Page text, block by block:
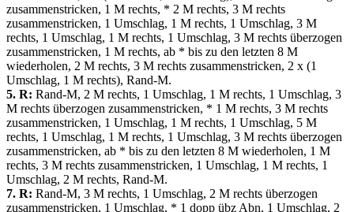
zusammenstricken, 1 M rechts, * 2 M rechts, 3 M rechts
zusammenstricken, 1 Umschlag, 1 M rechts, 1 Umschlag, 3 M
rechts, 1 Umschlag, 1 M rechts, 1 Umschlag, 3 M rechts überzogen
zusammenstricken, 1 M rechts, ab * bis zu den letzten 8 M
wiederholen, 2 M rechts, 3 M rechts zusammenstricken, 2 х (1
Umschlag, 1 M rechts), Rand-M.
5. R: Rand-M, 2 M rechts, 1 Umschlag, 1 M rechts, 1 Umschlag, 3
M rechts überzogen zusammenstricken, * 1 M rechts, 3 M rechts
zusammenstricken, 1 Umschlag, 1 M rechts, 1 Umschlag, 5 M
rechts, 1 Umschlag, 1 M rechts, 1 Umschlag, 3 M rechts überzogen
zusammenstricken, ab * bis zu den letzten 8 M wiederholen, 1 M
rechts, 3 M rechts zusammenstricken, 1 Umschlag, 1 M rechts, 1
Umschlag, 2 M rechts, Rand-M.
7. R: Rand-M, 3 M rechts, 1 Umschlag, 2 M rechts überzogen
zusammenstricken, 1 Umschlag, * 1 dopp übz Abn, 1 Umschlag, 2